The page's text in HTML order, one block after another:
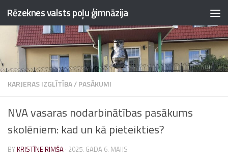
Skip to content
Rēzeknes valsts poļu ģimnāzija
KARJERAS IZGLĪTĪBA/PASĀKUMI
NVA vasaras nodarbinātības pasākums
skolēniem: kad un kā pieteikties?
BY KRISTĪNE RIMŠA · 2025. GADA 6. MAIJS